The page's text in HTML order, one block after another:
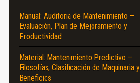
Manual: Auditoria de Mantenimiento –
Evaluación, Plan de Mejoramiento y
Productividad
Material: Mantenimiento Predictivo –
Filosofías, Clasificación de Maquinaria y
Beneficios